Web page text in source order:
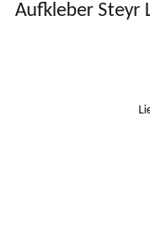
Aufkleber Steyr